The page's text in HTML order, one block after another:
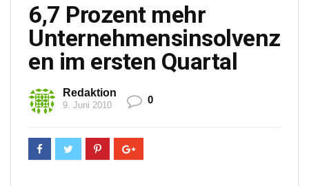
6,7 Prozent mehr
Unternehmensinsolvenz
en im ersten Quartal
Redaktion
9. Juni 2010 0